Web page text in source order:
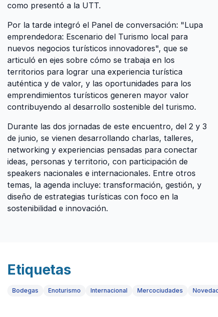
como presentó a la UTT.
Por la tarde integró el Panel de conversación: "Lupa
emprendedora: Escenario del Turismo local para
nuevos negocios turísticos innovadores", que se
articuló en ejes sobre cómo se trabaja en los
territorios para lograr una experiencia turística
auténtica y de valor, y las oportunidades para los
emprendimientos turísticos generen mayor valor
contribuyendo al desarrollo sostenible del turismo.
Durante las dos jornadas de este encuentro, del 2 y 3
de junio, se vienen desarrollando charlas, talleres,
networking y experiencias pensadas para conectar
ideas, personas y territorio, con participación de
speakers nacionales e internacionales. Entre otros
temas, la agenda incluye: transformación, gestión, y
diseño de estrategias turísticas con foco en la
sostenibilidad e innovación.
Etiquetas
Bodegas Enoturismo Internacional Mercociudades